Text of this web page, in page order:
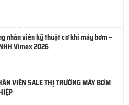
nhân viên kỹ thuật cơ khí máy bơm –
Vimex 2026
VIÊN SALE THỊ TRƯỜNG MÁY BƠM